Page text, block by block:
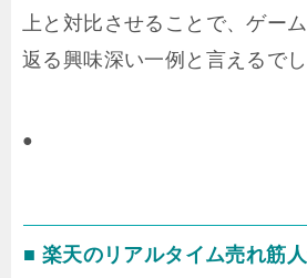
上と対比させることで、ゲー
返る興味深い一例と言えるでし
●
■ 楽天のリアルタイム売れ筋